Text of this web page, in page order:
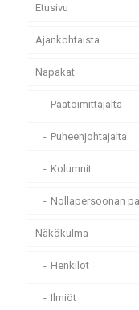
Etusivu
Ajankohtaista
Napakat
Päätoimittajalta
Puheenjohtajalta
Kolumnit
Nollapersoonan
Näkökulma
Henkilöt
Ilmiöt